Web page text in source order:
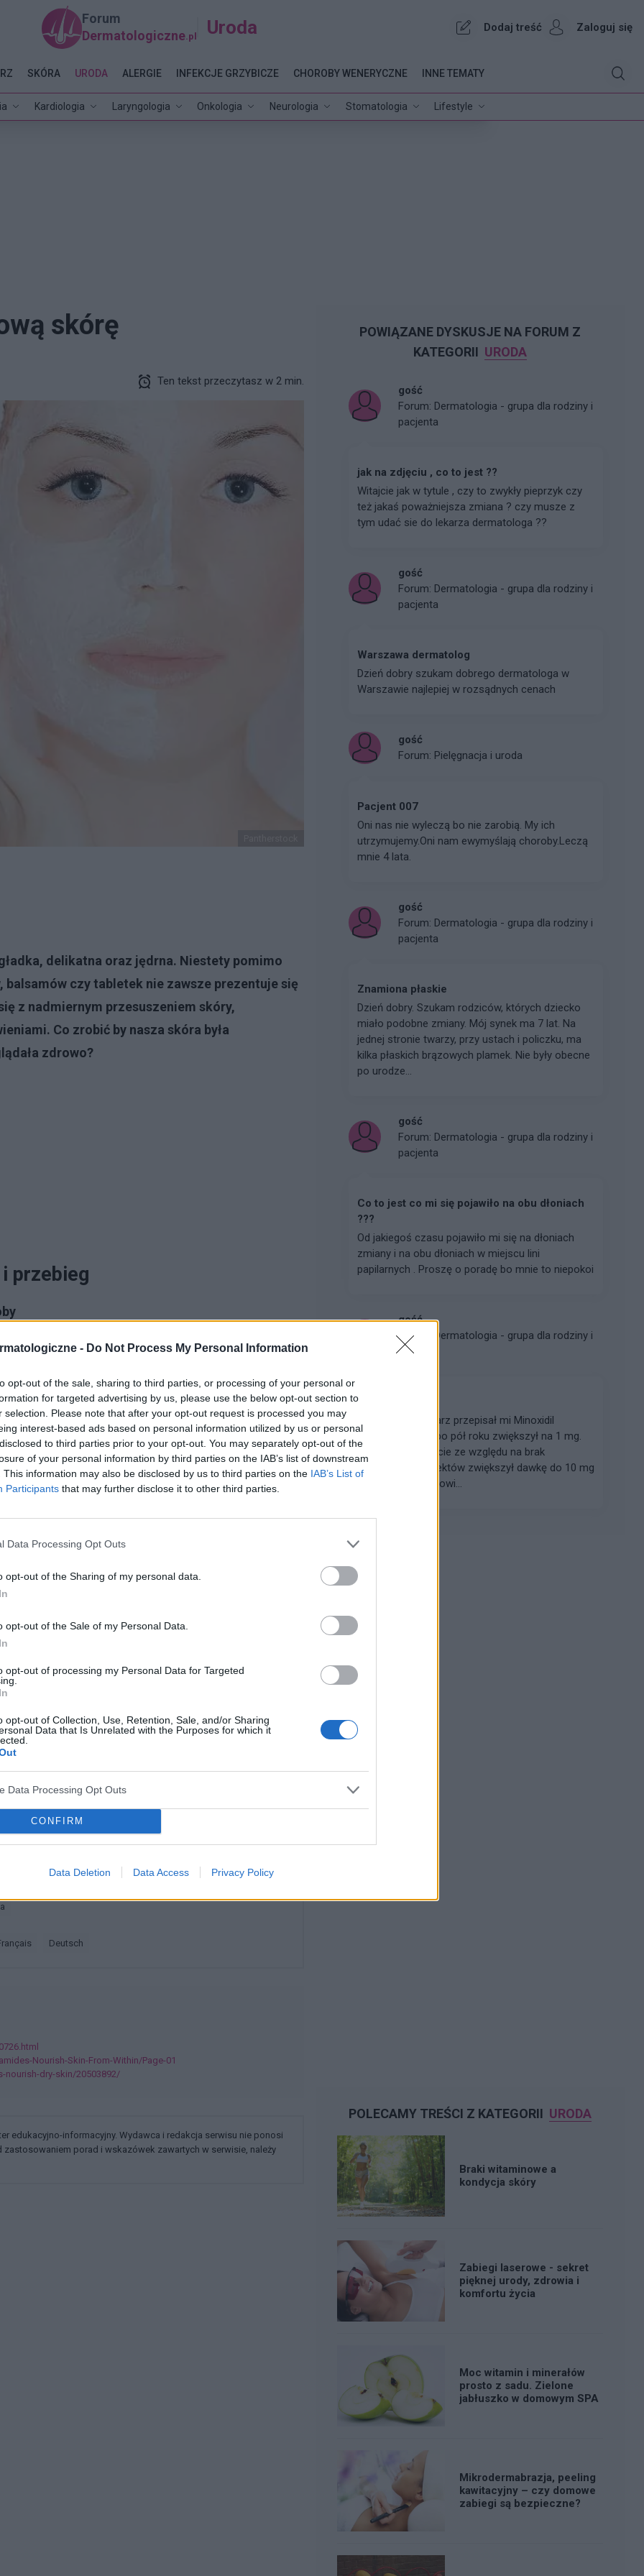
- Do Not Process My Personal Information
opt-out of the sale, sharing to third parties, or processing of your personal or
for targeted advertising by us, please use the below opt-out section to
selection. Please note that after your opt-out request is processed you may
interest-based ads based on personal information utilized by us or personal
to third parties prior to your opt-out. You may separately opt-out of the
of your personal information by third parties on the IAB’s list of downstream
This information may also be disclosed by us to third parties on the IAB’s List of
Participants that may further disclose it to other third parties.
Data Processing Opt Outs
opt-out of the Sharing of my personal data.
opt-out of the Sale of my Personal Data.
opt-out of processing my Personal Data for Targeted
opt-out of Collection, Use, Retention, Sale, and/or Sharing
Data that Is Unrelated with the Purposes for which it
Data Processing Opt Outs
CONFIRM
Data Deletion Data Access Privacy Policy
Forum
Dermatologiczne .pl Uroda Dodaj treść Zaloguj się
Kardiologia Laryngologia Onkologia Neurologia Stomatologia Lifestyle
SKÓRA URODA ALERGIE INFEKCJE GRZYBICZE CHOROBY WENERYCZNE INNE TEMATY
skórę
Ten tekst przeczytasz w 2 min.
gładka, delikatna oraz jędrna. Niestety pomimo
czy tabletek nie zawsze prezentuje się
z nadmiernym przesuszeniem skóry,
Co zrobić by nasza skóra była
zdrowo?
przebieg
z piciem dużej ilości płynów. Oczywiście mowa
cytryny (cytryna zawiera duże ilości
młodo). Warto pić także herbatę, najlepiej
W aptekach dostępne są preparaty, których
do picia bądź gotowe napoje. Warto
dla naszej skóry, zawierają one bowiem dużo
i była piękna powinniśmy także właściwie się
pokarmów bogatych w witaminy (w
omega-3 i omega-6 oraz wiele innych. Wśród
się m.in.: warzywa, owoce, awokado,
ryby, oliwki, olej oraz orzechy. Wiele osób używa
nawilżających. Ważne by były one dobrej jakości i
tj. poprawa kolorytu, jędrności, nawilżenia
przyczyny.
Obserwuj nas na GoogleNews
Wpływ wody na skórę
français deutsch
Nourish-Skin-From-Within/Page-01
dry-skin/20503892/
edukacyjno-informacyjny. Wydawca i redakcja serwisu nie ponosi
porad i wskazówek zawartych w serwisie, należy
POWIĄZANE DYSKUSJE NA FORUM Z
KATEGORII URODA
gość
Forum: Dermatologia - grupa dla rodziny i
pacjenta
jak na zdjęciu , co to jest ??
Witajcie jak w tytule , czy to zwykły pieprzyk czy
też jakaś poważniejsza zmiana ? czy musze z
tym udać sie do lekarza dermatologa ??
gość
Forum: Dermatologia - grupa dla rodziny i
pacjenta
Warszawa dermatolog
Dzień dobry szukam dobrego dermatologa w
Warszawie najlepiej w rozsądnych cenach
gość
Forum: Pielęgnacja i uroda
Pacjent 007
Oni nas nie wyleczą bo nie zarobią. My ich
utrzymujemy.Oni nam ewymyślają choroby.Leczą
mnie 4 lata.
gość
Forum: Dermatologia - grupa dla rodziny i
pacjenta
Znamiona płaskie
Dzień dobry. Szukam rodziców, których dziecko
miało podobne zmiany. Mój synek ma 7 lat. Na
jednej stronie twarzy, przy ustach i policzku, ma
kilka płaskich brązowych plamek. Nie były obecne
po urodze...
gość
Forum: Dermatologia - grupa dla rodziny i
pacjenta
Co to jest co mi się pojawiło na obu dłoniach
???
Od jakiegoś czasu pojawiło mi się na dłoniach
zmiany i na obu dłoniach w miejscu lini
papilarnych . Proszę o poradę bo mnie to niepokoi
gość
Forum:
Dermatologia - grupa dla rodziny i
pacjenta
Minoxidil
Hej, rok temu lekarz przepisał mi Minoxidil
doustnie 0,5 mg po pół roku zwiększył na 1 mg.
Po ostatniej wizycie ze względu na brak
zauważalnych efektów zwiększył dawkę do 10 mg
(raz dziennie). - dowi...
POLECAMY TREŚCI Z KATEGORII URODA
Braki witaminowe a
kondycja skóry
Zabiegi laserowe - sekret
pięknej urody, zdrowia i
komfortu życia
Moc witamin i minerałów
prosto z sadu. Zielone
jabłuszko w domowym SPA
Mikrodermabrazja, peeling
kawitacyjny – czy domowe
zabiegi są bezpieczne?